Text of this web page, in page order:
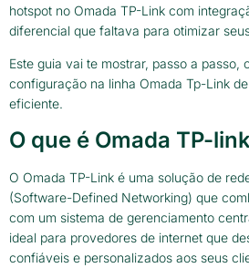
hotspot no Omada TP-Link com
diferencial que faltava para otimizar
Este guia vai te mostrar, passo a passo,
configuração na linha Omada Tp-Link
eficiente.
O que é Omada TP-
O Omada TP-Link é uma solução de
(Software-Defined Networking) que
com um sistema de gerenciamento
ideal para provedores de internet que
confiáveis e personalizados aos seus